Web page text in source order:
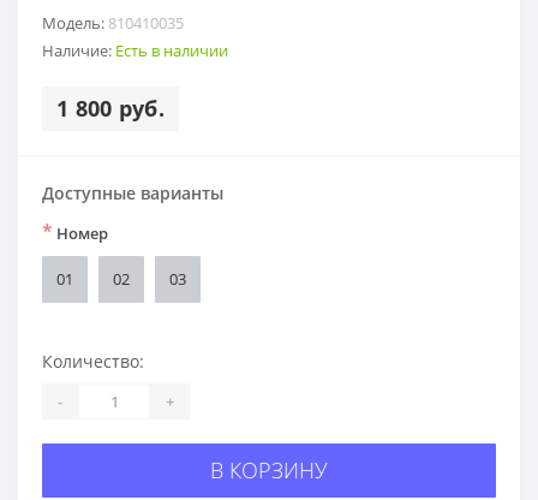
Модель: 810410035
Наличие: Есть в наличии
1 800 руб.
Доступные варианты
* Номер
01 02 03
Количество:
- +
В КОРЗИНУ